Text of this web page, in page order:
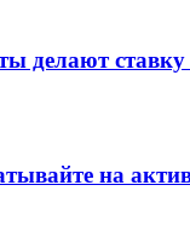
делают ставку
на